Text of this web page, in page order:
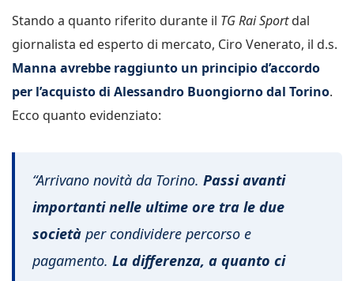
Stando a quanto riferito durante il TG Rai Sportdal
giornalista ed esperto di mercato, Ciro Venerato, il d.s.
Manna avrebbe raggiunto un principio d’accordo
per l’acquisto di Alessandro Buongiorno dal Torino.
Ecco quanto evidenziato:
“Arrivano novità da Torino. Passi avanti
importanti nelle ultime ore tra le due
società per condividere percorso e
pagamento. La differenza, a quanto ci